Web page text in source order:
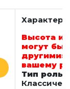
Высота и
могут
другими:
вашему
Тип